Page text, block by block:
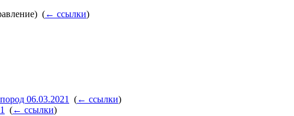
(← ссылки)
06.03.2021
(← ссылки)
(← ссылки)